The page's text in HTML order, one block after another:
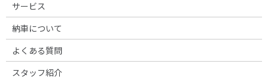
サービス
納車について
よくある質問
スタッフ紹介